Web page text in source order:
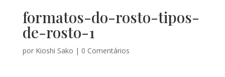
formatos-do-rosto-tipos-
de-rosto-1
por Kioshi Sako | 0 Comentários